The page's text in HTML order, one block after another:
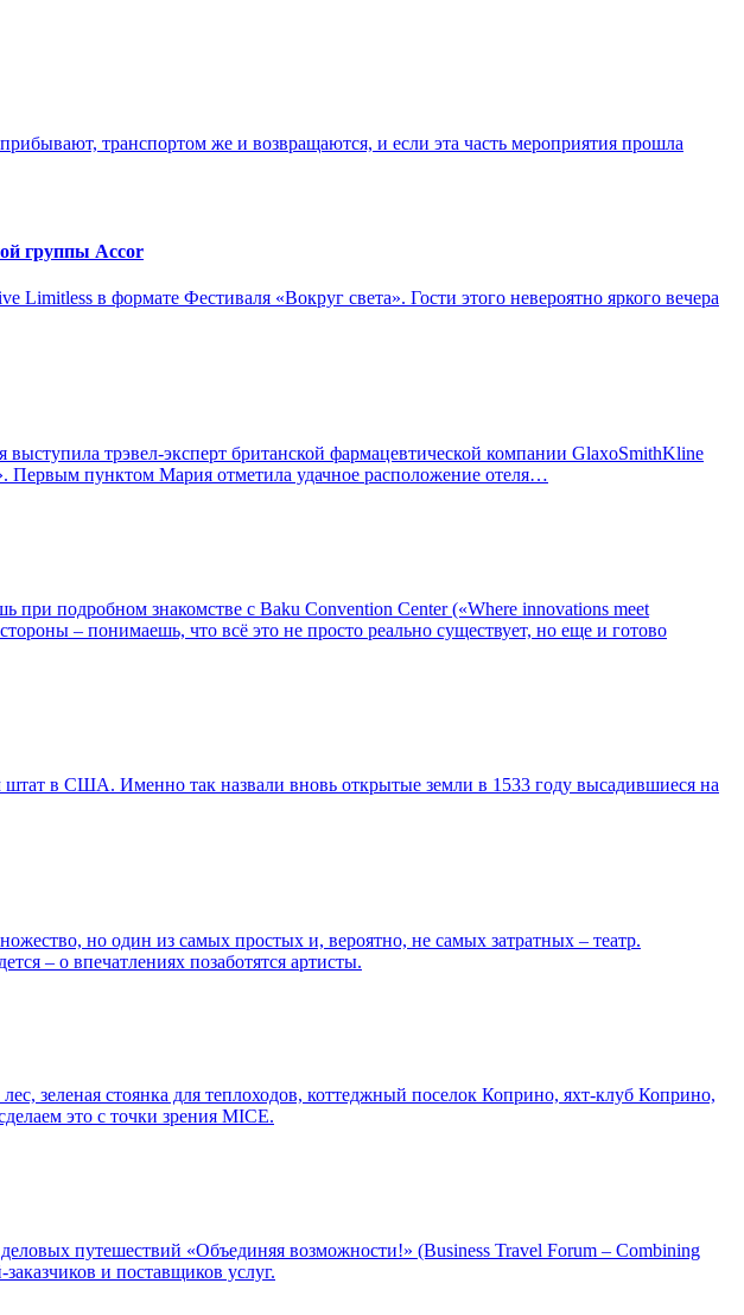
транспортом же и возвращаются, и если эта часть мероприятия прошла
группы Accor
в формате Фестиваля «Вокруг света». Гости этого невероятно яркого вечера
трэвел-эксперт британской фармацевтической компании GlaxoSmithKline
пунктом Мария отметила удачное расположение отеля…
подробном знакомстве с Baku Convention Center («Where innovations meet
– понимаешь, что всё это не просто реально существует, но еще и готово
в США. Именно так назвали вновь открытые земли в 1533 году высадившиеся на
но один из самых простых и, вероятно, не самых затратных – театр.
– о впечатлениях позаботятся артисты.
зеленая стоянка для теплоходов, коттеджный поселок Коприно, яхт-клуб Коприно,
это с точки зрения MICE.
путешествий «Объединяя возможности!» (Business Travel Forum – Combining
и поставщиков услуг.